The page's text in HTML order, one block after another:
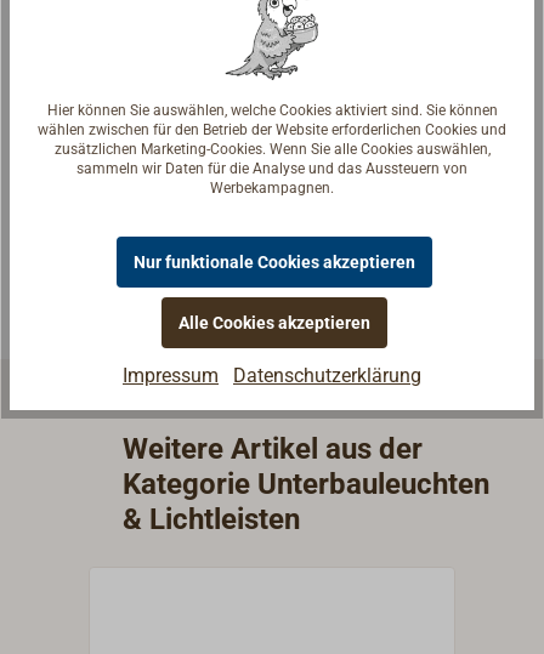
Fragen zum Artikel?
Reden Sie mit Handwerkern, Bootsbauern und
Seglerinnen. Wir verstehen Ihre Fragen und geben die
Experten kontaktieren
Weitere Artikel aus der
Kategorie Unterbauleuchten
& Lichtleisten
Hier können Sie auswählen, welche Cookies aktiviert sind. Sie können
wählen zwischen für den Betrieb der Website erforderlichen Cookies und
zusätzlichen Marketing-Cookies. Wenn Sie alle Cookies auswählen,
sammeln wir Daten für die Analyse und das Aussteuern von
Werbekampagnen.
Nur funktionale Cookies akzeptieren
Alle Cookies akzeptieren
Impressum Datenschutzerklärung